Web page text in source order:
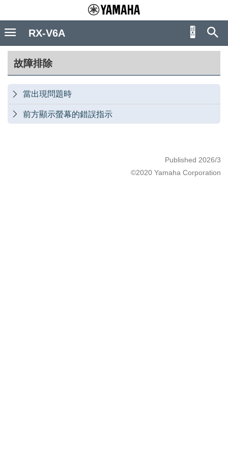
故障排除
 當出現問題時
 前方顯示螢幕的錯誤指示
Published 2026/3
©2020 Yamaha Corporation
RX-V6A